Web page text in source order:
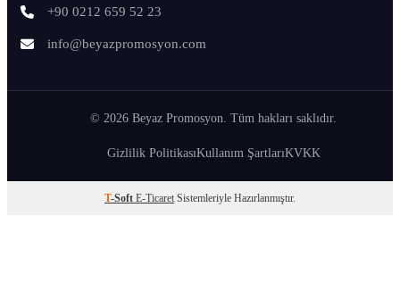
+90 0212 659 52 23
info@beyazpromosyon.com
© 2026 Beyaz Promosyon. Tüm hakları saklıdır.
Gizlilik PolitikasıKullanım ŞartlarıKVKK
T-Soft E-Ticaret Sistemleriyle Hazırlanmıştır.